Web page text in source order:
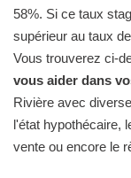
58%. Si ce taux
supérieur au taux
Vous trouverez ci-
vous aider dans
Rivière avec
l'état hypothécaire,
vente ou encore le